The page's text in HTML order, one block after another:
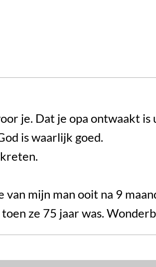
je. Dat je opa ontwaakt
is waarlijk goed.
mijn man ooit na 9
ze 75 jaar was.